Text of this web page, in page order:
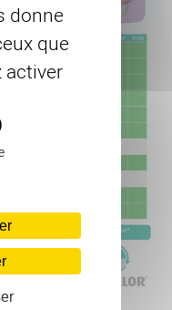
donne
que
activer